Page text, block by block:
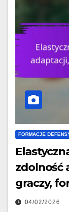
FORMACJE
zdolność
graczy,
04/02/2026